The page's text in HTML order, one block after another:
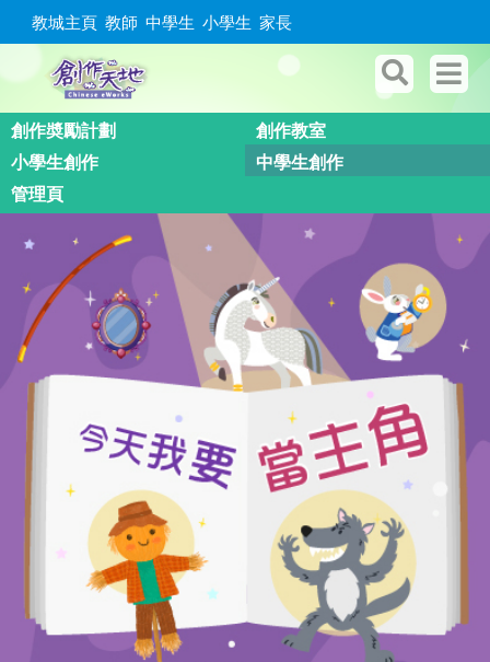
教城主頁 教師 中學生 小學生 家長
創作奬勵計劃
創作教室
小學生創作
中學生創作
管理頁